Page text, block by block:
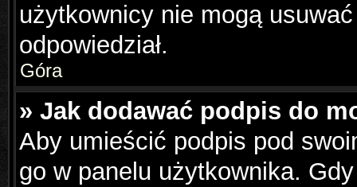
użytkownicy nie mogą
odpowiedział.
Góra
» Jak dodawać podpis do
Aby umieścić podpis pod
go w panelu użytkownika.